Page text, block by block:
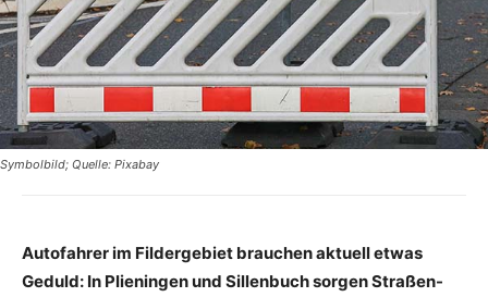
Symbolbild; Quelle: Pixabay
Autofahrer im Fildergebiet brauchen aktuell etwas
Geduld: In Plieningen und Sillenbuch sorgen Straßen-